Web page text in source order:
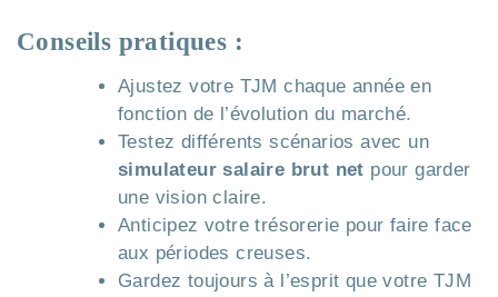
Conseils pratiques :
Ajustez votre TJM chaque année en
fonction de l’évolution du marché.
Testez différents scénarios avec un
simulateur salaire brut net pour garder
une vision claire.
Anticipez votre trésorerie pour faire face
aux périodes creuses.
Gardez toujours à l’esprit que votre TJM